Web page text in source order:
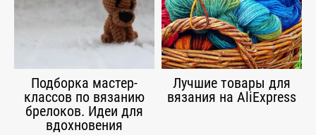
Подборка мастер-
классов по вязанию
брелоков. Идеи для
вдохновения
Лучшие товары для
вязания на AliExpress